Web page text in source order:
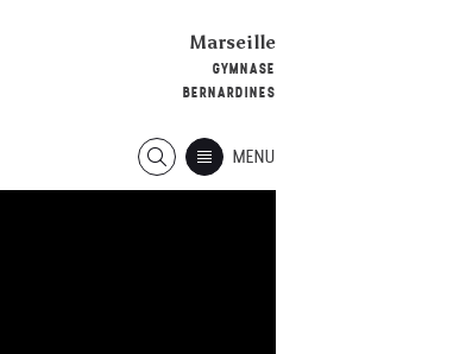
Marseille
GYMNASE
BERNARDINES
MENU